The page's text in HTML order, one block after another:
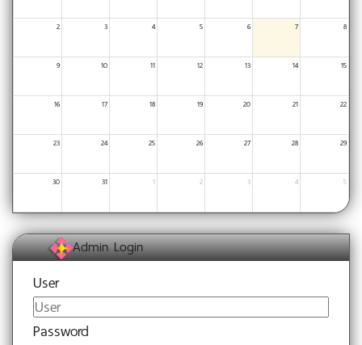
2 3 4 5 6 7 8
9 10 11 12 13 14 15
16 17 18 19 20 21 22
23 24 25 26 27 28 29
30 31 1 2 3 4 5
Admin Login
User
Password